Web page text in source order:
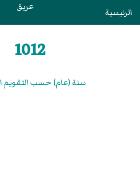
الرئيسية عريق
1012
سنة (عام) حسب التقويم